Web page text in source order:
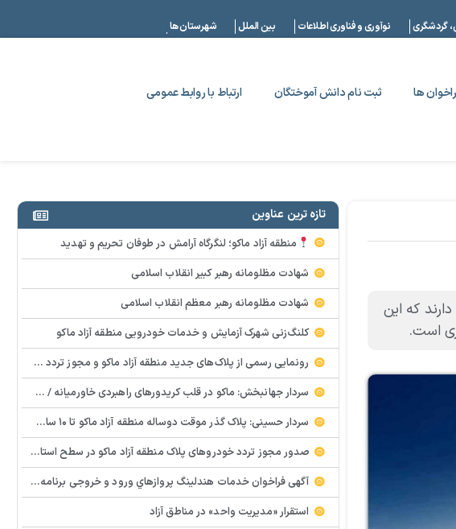
گردشگری نوآوری و فناوری اطلاعات بین الملل شهرستان ها
ها ثبت نام دانش آموختگان
ارتباط با روابط عمومی
مداخله دارند که این
است.
تازه ترین عناوین
منطقه آزاد ماکو؛ لنگرگاه آرامش در طوفان تحریم و تهدید
شهادت مظلومانه رهبر کبیر انقلاب اسلامی
شهادت مظلومانه رهبر معظم انقلاب اسلامی
کلنگ‌زنی شهرک آزمایش و خدمات خودرویی منطقه آزاد ماکو
رونمایی رسمی از پلاک‌های جدید منطقه آزاد ماکو و مجوز تردد در سطح آذربایجان غربی
سردار جهانبخش: ماکو در قلب کریدورهای راهبردی خاورمیانه / ماکو می‌تواند به هاب خودرویی کشور تبدیل شود
سردار حسینی: پلاک گذر موقت دو‌ساله منطقه آزاد ماکو تا ۱۰ سال قابل تمدید است
صدور مجوز تردد خودروهای پلاک منطقه آزاد ماکو در سطح استان، گامی مهم در تقویت اقتصاد و ارتقای ناوگان حمل‌ونقل است
آگهی فراخوان خدمات هندلينگ پروازهاي ورود و خروجي برنامه اي و غير برنامه اي فرودگاه منطقه آزاد ماكو
استقرار «مدیریت واحد» در مناطق آزاد